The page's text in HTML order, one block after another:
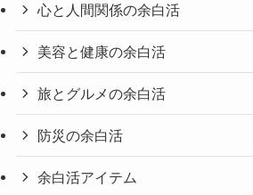
心と人間関係の余白活
美容と健康の余白活
旅とグルメの余白活
防災の余白活
余白活アイテム